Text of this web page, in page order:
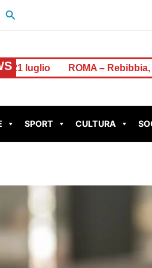
Cerca
– Rebibbia, inaugurata
SPORT CULTURA